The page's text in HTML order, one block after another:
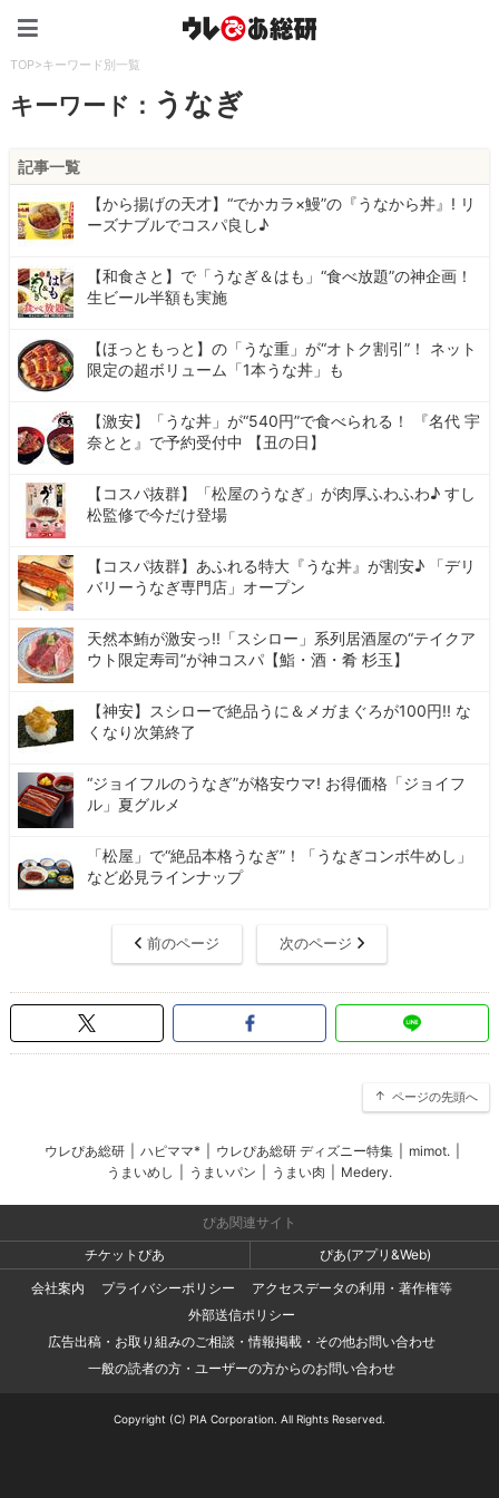
TOP>キーワード別一覧
キーワード： うなぎ
記事一覧
【から揚げの天才】“でかカラ×鰻”の『うなから丼』! リ
ーズナブルでコスパ良し♪
【和食さと】で「うなぎ＆はも」“食べ放題”の神企画！
生ビール半額も実施
【ほっともっと】の「うな重」が“オトク割引”！ ネット
限定の超ボリューム「1本うな丼」も
【激安】「うな丼」が“540円”で食べられる！ 『名代 宇
奈とと』で予約受付中 【丑の日】
【コスパ抜群】「松屋のうなぎ」が肉厚ふわふわ♪ すし
松監修で今だけ登場
【コスパ抜群】あふれる特大『うな丼』が割安♪ 「デリ
バリーうなぎ専門店」オープン
天然本鮪が激安っ!!「スシロー」系列居酒屋の“テイクア
ウト限定寿司”が神コスパ【鮨・酒・肴 杉玉】
【神安】スシローで絶品うに＆メガまぐろが100円!! な
くなり次第終了
“ジョイフルのうなぎ”が格安ウマ! お得価格「ジョイフ
ル」夏グルメ
「松屋」で“絶品本格うなぎ”！「うなぎコンボ牛めし」
など必見ラインナップ
前のページ 次のページ
ページの先頭へ
ウレぴあ総研 ハピママ* ウレぴあ総研 ディズニー特集 mimot.
うまいめし
うまいパン うまい肉 Medery.
ぴあ関連サイト
チケットぴあ
ぴあ(アプリ&Web)
会社案内
プライバシーポリシー
アクセスデータの利用・著作権等
外部送信ポリシー
広告出稿・お取り組みのご相談・情報掲載・その他お問い合わせ
一般の読者の方・ユーザーの方からのお問い合わせ
Copyright (C) PIA Corporation. All Rights Reserved.